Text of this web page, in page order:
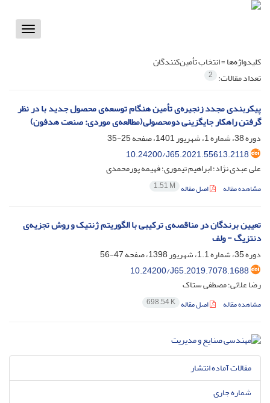
Toggle
کلیدواژه‌ها =انتخاب تأمین‌کنندگان
تعداد مقالات: 2
پیکربندی مجدد زنجیره‌ی تأمین هنگام توسعه‌ی محصول جدید با در نظر
گرفتن راهکار جایگزینی دومحصولی(مطالعه‌ی موردی: صنعت هدفون)
دوره 38، شماره 1، شهریور 1401، صفحه
25-35
10.24200/J65.2021.55613.2118
علی عبدی نژاد؛ ابراهیم تیموری؛ فهیمه پورمحمدی
مشاهده مقاله اصل مقاله 1.51 M
تعیین برندگان در مناقصه‌ی ترکیبی با الگوریتم ژنتیک و روش تجزیه‌ی
دنتزیگ - ولف
دوره 35، شماره 1.1، شهریور 1398، صفحه
47-56
10.24200/J65.2019.7078.1688
رضا علائی؛ مصطفی ستاک
مشاهده مقاله اصل مقاله 698.54 K
مقالات آماده انتشار
شماره جاری